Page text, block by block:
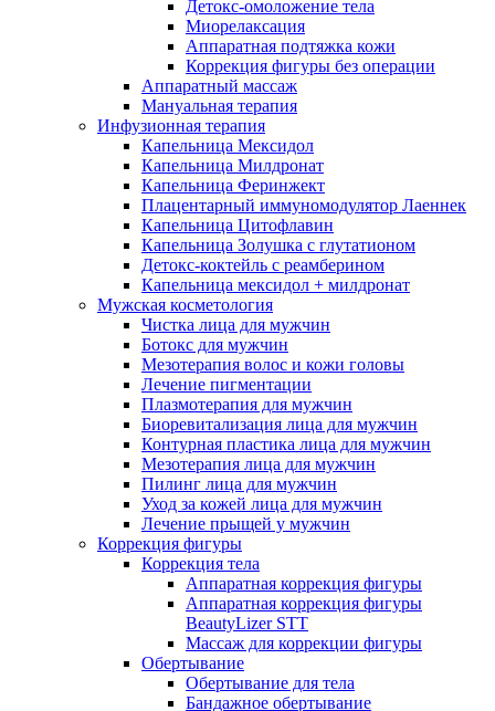
Детокс-омоложение тела
Миорелаксация
Аппаратная подтяжка кожи
Коррекция фигуры без операции
Аппаратный массаж
Мануальная терапия
Инфузионная терапия
Капельница Мексидол
Капельница Милдронат
Капельница Феринжект
Плацентарный иммуномодулятор Лаеннек
Капельница Цитофлавин
Капельница Золушка с глутатионом
Детокс-коктейль с реамберином
Капельница мексидол + милдронат
Мужская косметология
Чистка лица для мужчин
Ботокс для мужчин
Мезотерапия волос и кожи головы
Лечение пигментации
Плазмотерапия для мужчин
Биоревитализация лица для мужчин
Контурная пластика лица для мужчин
Мезотерапия лица для мужчин
Пилинг лица для мужчин
Уход за кожей лица для мужчин
Лечение прыщей у мужчин
Коррекция фигуры
Коррекция тела
Аппаратная коррекция фигуры
Аппаратная коррекция фигуры
BeautyLizer STT
Массаж для коррекции фигуры
Обертывание
Обертывание для тела
Бандажное обертывание